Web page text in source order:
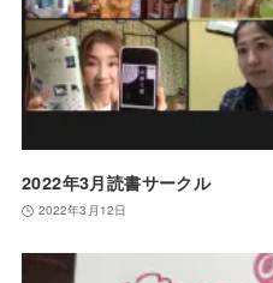
2022年3月読書サークル
2022年3月12日